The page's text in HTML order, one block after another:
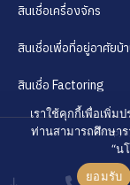
สินเชื่อเครื่องจักร
สินเชื่อเพื่อที่อยู่อาศัยบ้
สินเชื่อ Factoring
©
เราใช้คุกกี้เพื่อเพิ่ม
ท่านสามารถศึกษา
“น
ยอมรับ